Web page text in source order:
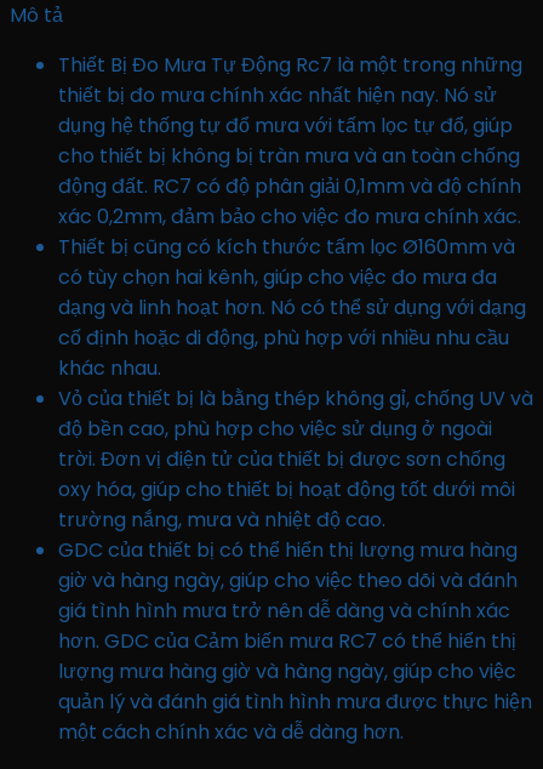
Mô tả
Thiết Bị Đo Mưa Tự Động Rc7 là một trong những
thiết bị đo mưa chính xác nhất hiện nay. Nó sử
dụng hệ thống tự đổ mưa với tấm lọc tự đổ, giúp
cho thiết bị không bị tràn mưa và an toàn chống
động đất. RC7 có độ phân giải 0,1mm và độ chính
xác 0,2mm, đảm bảo cho việc đo mưa chính xác.
Thiết bị cũng có kích thước tấm lọc Ø160mm và
có tùy chọn hai kênh, giúp cho việc đo mưa đa
dạng và linh hoạt hơn. Nó có thể sử dụng với dạng
cố định hoặc di động, phù hợp với nhiều nhu cầu
khác nhau.
Vỏ của thiết bị là bằng thép không gỉ, chống UV và
độ bền cao, phù hợp cho việc sử dụng ở ngoài
trời. Đơn vị điện tử của thiết bị được sơn chống
oxy hóa, giúp cho thiết bị hoạt động tốt dưới môi
trường nắng, mưa và nhiệt độ cao.
GDC của thiết bị có thể hiển thị lượng mưa hàng
giờ và hàng ngày, giúp cho việc theo dõi và đánh
giá tình hình mưa trở nên dễ dàng và chính xác
hơn. GDC của Cảm biến mưa RC7 có thể hiển thị
lượng mưa hàng giờ và hàng ngày, giúp cho việc
quản lý và đánh giá tình hình mưa được thực hiện
một cách chính xác và dễ dàng hơn.